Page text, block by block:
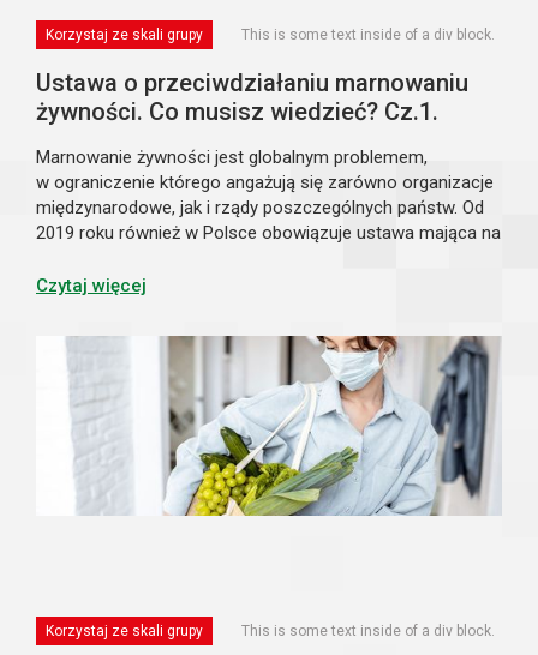
Korzystaj ze skali grupy This is some text inside of a div block.
Ustawa o przeciwdziałaniu marnowaniu
żywności. Co musisz wiedzieć? Cz.1.
Marnowanie żywności jest globalnym problemem,
w ograniczenie którego angażują się zarówno organizacje
międzynarodowe, jak i rządy poszczególnych państw. Od
2019 roku również w Polsce obowiązuje ustawa mająca na
ustawa o przeciwdziałaniu marnowaniu ż...
Czytaj więcej
Korzystaj ze skali grupy This is some text inside of a div block.